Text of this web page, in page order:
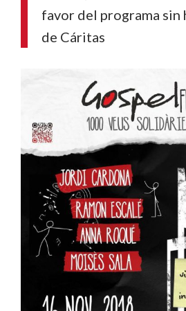
favor del programa sin
de Cáritas